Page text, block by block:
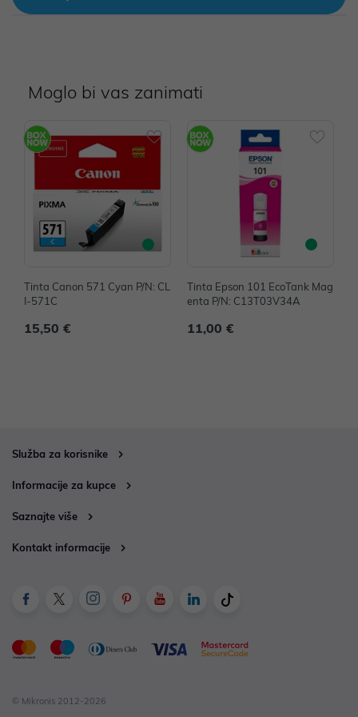
Moglo bi vas zanimati
Tinta Canon 571 Cyan P/N: CL
I-571C
15,50 €
Tinta Epson 101 EcoTank Mag
enta P/N: C13T03V34A
11,00 €
Služba za korisnike
Informacije za kupce
Saznajte više
Kontakt informacije
© Mikronis 2012-2026